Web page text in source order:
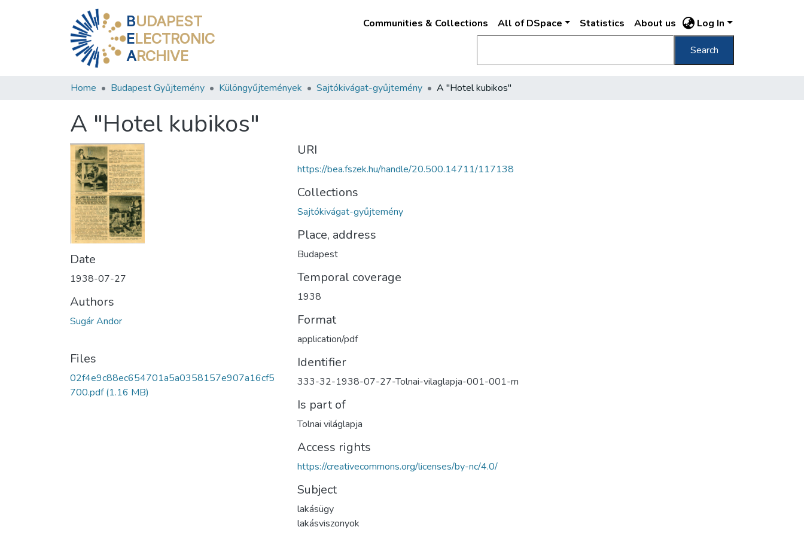
BUDAPEST
ELECTRONIC
ARCHIVE
Communities & Collections All of DSpace Statistics About us Log In
Search
Home Budapest Gyűjtemény Különgyűjtemények Sajtókivágat-gyűjtemény A "Hotel kubikos"
A "Hotel kubikos"
Date
1938-07-27
Authors
Sugár Andor
Files
02f4e9c88ec654701a5a0358157e907a16cf5
700.pdf(1.16 MB)
URI
https://bea.fszek.hu/handle/20.500.14711/117138
Collections
Sajtókivágat-gyűjtemény
Place, address
Budapest
Temporal coverage
1938
Format
application/pdf
Identifier
333-32-1938-07-27-Tolnai-vilaglapja-001-001-m
Is part of
Tolnai világlapja
Access rights
https://creativecommons.org/licenses/by-nc/4.0/
Subject
lakásügy
lakásviszonyok